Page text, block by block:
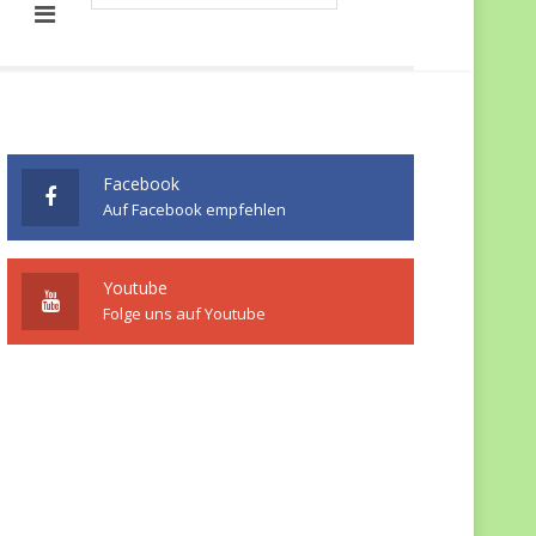
Facebook
Auf Facebook empfehlen
Youtube
Folge uns auf Youtube